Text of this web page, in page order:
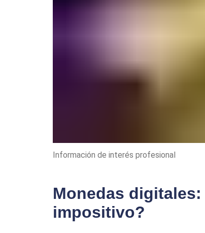
Información de interés profesional
Monedas
impositivo?